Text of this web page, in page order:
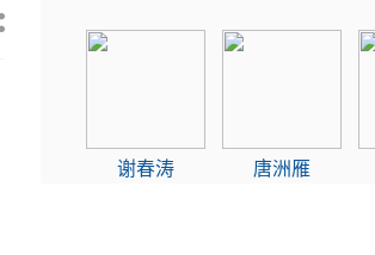
谢春涛 唐洲雁